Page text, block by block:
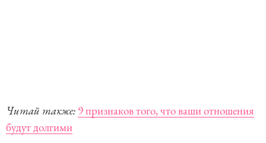
Читай также: 9 признаков того, что ваши отношения
будут долгими